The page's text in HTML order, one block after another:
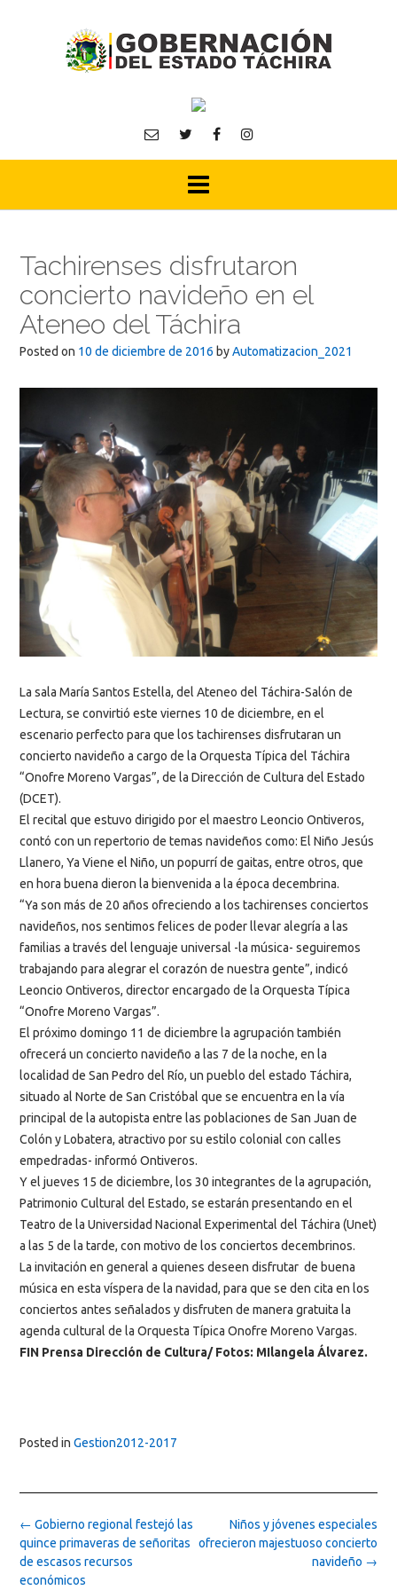
Tachirenses disfrutaron
concierto navideño en el
Ateneo del Táchira
Posted on 10 de diciembre de 2016 byAutomatizacion_2021
La sala María Santos Estella, del Ateneo del Táchira-Salón de
Lectura, se convirtió este viernes 10 de diciembre, en el
escenario perfecto para que los tachirenses disfrutaran un
concierto navideño a cargo de la Orquesta Típica del Táchira
“Onofre Moreno Vargas”, de la Dirección de Cultura del Estado
(DCET).
El recital que estuvo dirigido por el maestro Leoncio Ontiveros,
contó con un repertorio de temas navideños como: El Niño Jesús
Llanero, Ya Viene el Niño, un popurrí de gaitas, entre otros, que
en hora buena dieron la bienvenida a la época decembrina.
“Ya son más de 20 años ofreciendo a los tachirenses conciertos
navideños, nos sentimos felices de poder llevar alegría a las
familias a través del lenguaje universal -la música- seguiremos
trabajando para alegrar el corazón de nuestra gente”, indicó
Leoncio Ontiveros, director encargado de la Orquesta Típica
“Onofre Moreno Vargas”.
El próximo domingo 11 de diciembre la agrupación también
ofrecerá un concierto navideño a las 7 de la noche, en la
localidad de San Pedro del Río, un pueblo del estado Táchira,
situado al Norte de San Cristóbal que se encuentra en la vía
principal de la autopista entre las poblaciones de San Juan de
Colón y Lobatera, atractivo por su estilo colonial con calles
empedradas- informó Ontiveros.
Y el jueves 15 de diciembre, los 30 integrantes de la agrupación,
Patrimonio Cultural del Estado, se estarán presentando en el
Teatro de la Universidad Nacional Experimental del Táchira (Unet)
a las 5 de la tarde, con motivo de los conciertos decembrinos.
La invitación en general a quienes deseen disfrutar de buena
música en esta víspera de la navidad, para que se den cita en los
conciertos antes señalados y disfruten de manera gratuita la
agenda cultural de la Orquesta Típica Onofre Moreno Vargas.
FIN Prensa Dirección de Cultura/ Fotos: MIlangela Álvarez.
Posted in Gestion2012-2017
Post
navigation
Niños y jóvenes especiales
ofrecieron majestuoso concierto
navideño →
← Gobierno regional festejó las
quince primaveras de señoritas
de escasos recursos
económicos